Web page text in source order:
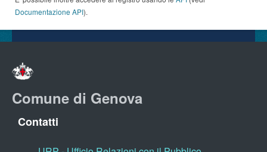
Documentazione API).
Comune di Genova
Contatti